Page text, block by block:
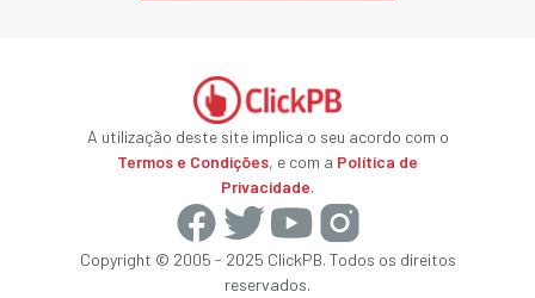
A utilização deste site implica o seu acordo com o
Termos e Condições, e com a Política de
Privacidade.
Copyright © 2005 - 2025 ClickPB. Todos os direitos
reservados.